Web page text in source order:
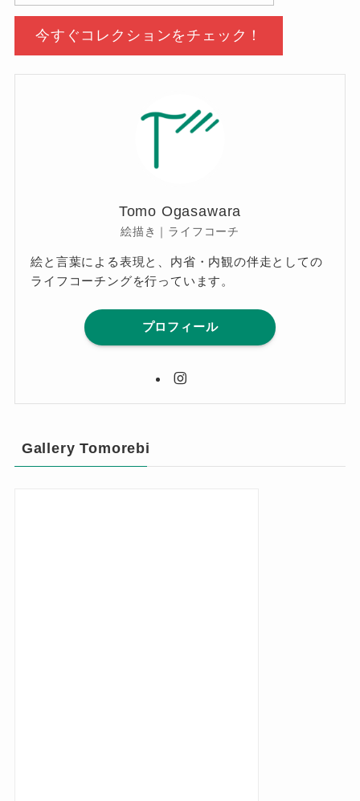
今すぐコレクションをチェック！
Tomo Ogasawara
絵描き｜ライフコーチ
絵と言葉による表現と、内省・内観の伴走としての
ライフコーチングを行っています。
プロフィール
Gallery Tomorebi